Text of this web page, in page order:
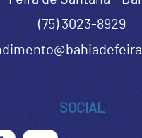
(75) 3023-8929
SOCIAL